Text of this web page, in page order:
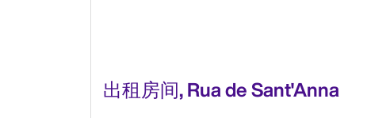
出租房间, Rua de Sant'Anna